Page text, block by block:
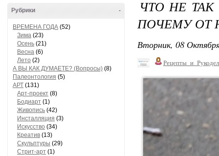
-
Рубрики
ВРЕМЕНА ГОДА (52)
Зима (23)
Осень (21)
Весна (6)
Лето (2)
А ВЫ КАК ДУМАЕТЕ? (Вопросы) (8)
Палеонтология (5)
АРТ (131)
Арт-проект (8)
Бодиарт (1)
Живопись (42)
Инсталляция (3)
Искусство (34)
Креатив (13)
Скульптуры (29)
Стрит-арт (1)
ЧТО НЕ
ПОЧЕМУ ОТ
Вторник, 08